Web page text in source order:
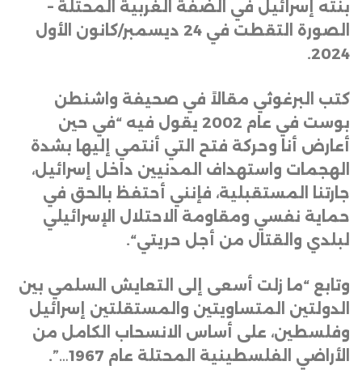
بنته إسرائيل في الضفة الغربية المحتلة –
الصورة التقطت في 24 ديسمبر/كانون الأول
2024
.
كتب البرغوثي مقالاً في صحيفة واشنطن
بوست في عام 2002 يقول فيه “في حين
أعارض أنا وحركة فتح التي أنتمي إليها بشدة
الهجمات واستهداف المدنيين داخل إسرائيل،
جارتنا المستقبلية، فإنني أحتفظ بالحق في
حماية نفسي ومقاومة الاحتلال الإسرائيلي
لبلدي والقتال من أجل حريتي“.
وتابع “ما زلت أسعى إلى التعايش السلمي بين
الدولتين المتساويتين والمستقلتين إسرائيل
وفلسطين، على أساس الانسحاب الكامل من
الأراضي الفلسطينية المحتلة عام 1967
…”.